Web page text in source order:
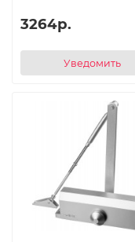
3264р.
Уведомить